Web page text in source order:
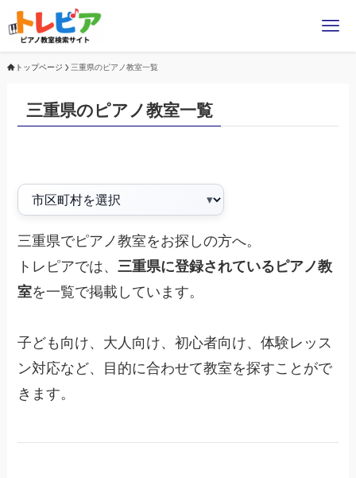
トップページ 三重県のピアノ教室一覧
三重県のピアノ教室一覧
三重県でピアノ教室をお探しの方へ。
トレピアでは、三重県に登録されているピアノ教
室を一覧で掲載しています。
子ども向け、大人向け、初心者向け、体験レッス
ン対応など、目的に合わせて教室を探すことがで
きます。